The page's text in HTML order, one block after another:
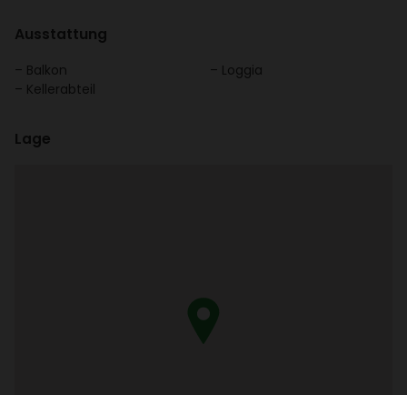
Ausstat­tung
Balkon
Keller­ab­teil
Loggia
Lage